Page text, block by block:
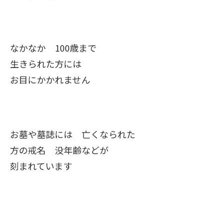
なかなか 100歳まで
生きられた方には
お目にかかれません
お墓や墓誌には 亡くなられた
方の戒名 没年齢などが
刻まれています